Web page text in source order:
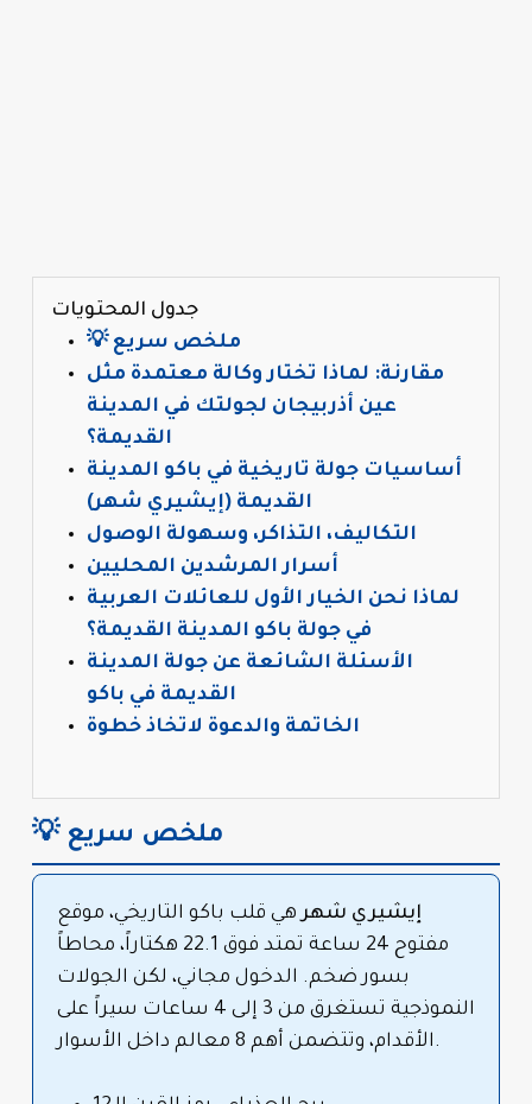
جدول المحتويات
💡 ملخص سريع
مقارنة: لماذا تختار وكالة معتمدة مثل
عين أذربيجان لجولتك في المدينة
القديمة؟
أساسيات جولة تاريخية في باكو المدينة
القديمة (إيشيري شهر)
التكاليف، التذاكر، وسهولة الوصول
أسرار المرشدين المحليين
لماذا نحن الخيار الأول للعائلات العربية
في جولة باكو المدينة القديمة؟
الأسئلة الشائعة عن جولة المدينة
القديمة في باكو
الخاتمة والدعوة لاتخاذ خطوة
💡 ملخص سريع
إيشيري شهرهي قلب باكو التاريخي، موقع
مفتوح 24 ساعة تمتد فوق 22.1 هكتاراً، محاطاً
بسور ضخم. الدخول مجاني، لكن الجولات
النموذجية تستغرق من 3 إلى 4 ساعات سيراً على
الأقدام، وتتضمن أهم 8 معالم داخل الأسوار.